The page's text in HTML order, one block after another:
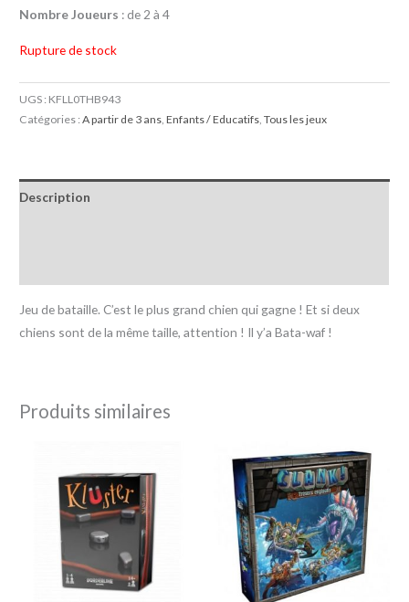
Nombre Joueurs : de 2 à 4
Rupture de stock
UGS : KFLL0THB943
Catégories :A partir de 3 ans ,Enfants / Educatifs ,Tous les jeux
Description
Jeu de bataille. C’est le plus grand chien qui gagne ! Et si deux
chiens sont de la même taille, attention ! Il y’a Bata-waf !
Produits similaires